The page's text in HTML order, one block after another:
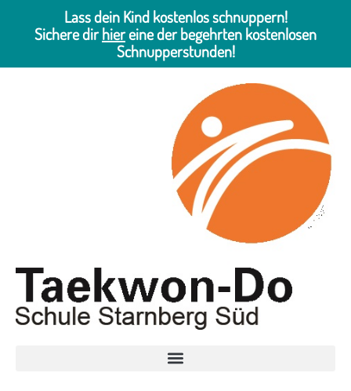
Lass dein Kind kostenlos schnuppern!
Sichere dirhiereine der begehrten kostenlosen
Schnupperstunden!